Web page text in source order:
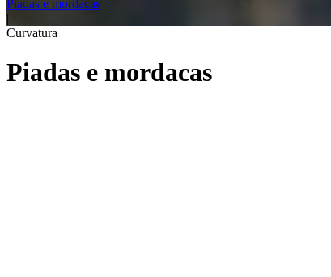
Piadas e mordacas
|
Curvatura
Piadas e mordacas